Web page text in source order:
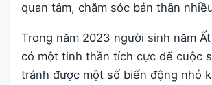
quan tâm, chăm sóc bản thân
Trong năm 2023 người sinh năm
có một tinh thần tích cực để cuộc
tránh được một số biến động nhỏ